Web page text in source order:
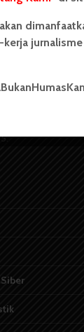
BOPM Wacana